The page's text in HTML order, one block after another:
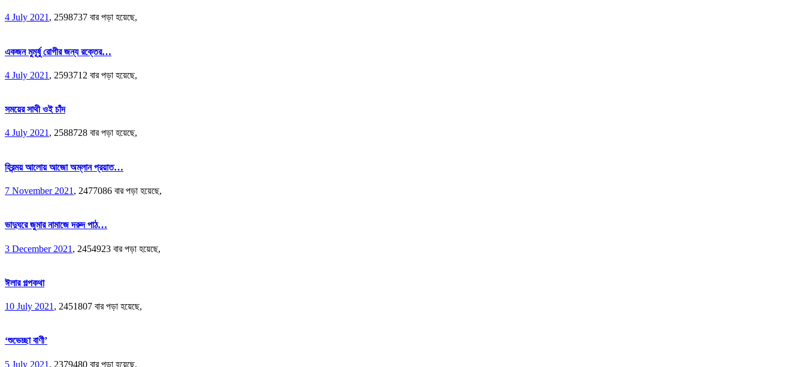
4 July 2021, 2598737 বার পড়া হয়েছে,
একজন মুমূর্ষু রোগীর জন্য রক্তের…
4 July 2021 , 2593712 বার পড়া হয়েছে,
সময়ের সাথী ওই চাঁদ
4 July 2021, 2588728 বার পড়া হয়েছে,
হিরন্ময় আলোয় আজো অম্লান প্রয়াত…
7 November 2021 , 2477086 বার পড়া হয়েছে,
ভাদুঘরে জুমার নামাজে দরুদ পাঠ…
3 December 2021 , 2454923 বার পড়া হয়েছে,
ঈলার গল্পকথা
10 July 2021 , 2451807 বার পড়া হয়েছে,
‘শুভেচ্ছা বাণী’
5 July 2021 , 2379480 বার পড়া হয়েছে,